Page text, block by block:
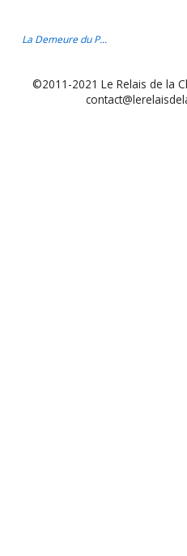
La Demeure du P...
©2011-2021 Le Relais de la